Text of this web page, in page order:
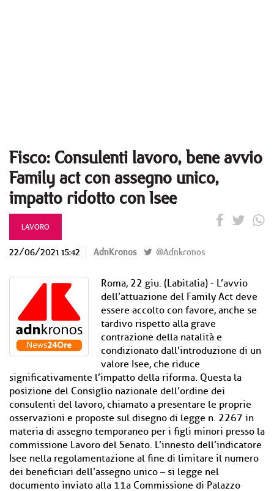
Fisco: Consulenti lavoro, bene avvio
Family act con assegno unico,
impatto ridotto con Isee
LAVORO
22/06/2021 15:42 AdnKronos @Adnkronos
Roma, 22 giu. (Labitalia) - L’avvio
dell’attuazione del Family Act deve
essere accolto con favore, anche se
tardivo rispetto alla grave
contrazione della natalità e
condizionato dall’introduzione di un
valore Isee, che riduce
significativamente l’impatto della riforma. Questa la
posizione del Consiglio nazionale dell’ordine dei
consulenti del lavoro, chiamato a presentare le proprie
osservazioni e proposte sul disegno di legge n. 2267 in
materia di assegno temporaneo per i figli minori presso la
commissione Lavoro del Senato. L’innesto dell’indicatore
Isee nella regolamentazione al fine di limitare il numero
dei beneficiari dell’assegno unico – si legge nel
documento inviato alla 11a Commissione di Palazzo